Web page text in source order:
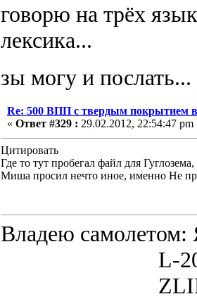
говорю на трёх
лексика...
зы могу и послать...
Re: 500 ВПП с твердым покрытием
« Ответ #329 : 29.02.2012, 22:54:47 pm
Цитировать
Где то тут пробегал файл для Гуглозема,
Миша просил нечто иное, именно Не
Владею
L-200D
ZLIN 526